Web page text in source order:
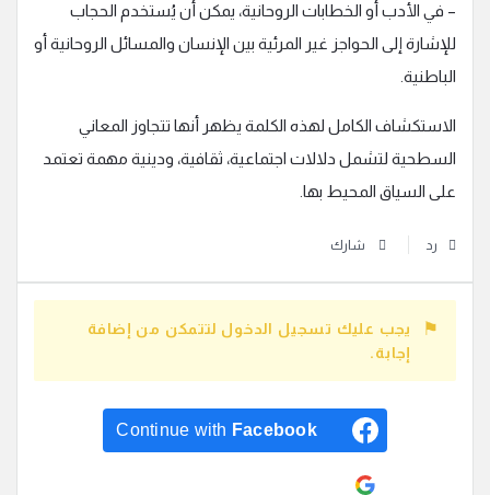
– في الأدب أو الخطابات الروحانية، يمكن أن يُستخدم الحجاب
للإشارة إلى الحواجز غير المرئية بين الإنسان والمسائل الروحانية أو
الباطنية.
الاستكشاف الكامل لهذه الكلمة يظهر أنها تتجاوز المعاني
السطحية لتشمل دلالات اجتماعية، ثقافية، ودينية مهمة تعتمد
على السياق المحيط بها.
رد شارك
يجب عليك تسجيل الدخول لتتمكن من إضافة
إجابة.
Continue with Facebook